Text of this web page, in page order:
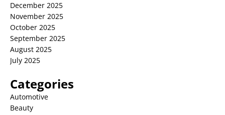
December 2025
November 2025
October 2025
September 2025
August 2025
July 2025
Categories
Automotive
Beauty